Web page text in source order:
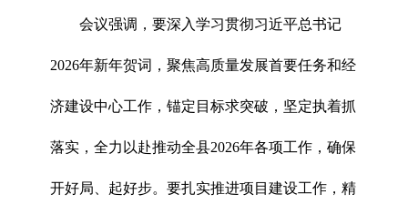
会议强调，要深入学习贯彻习近平总书记
2026年新年贺词，聚焦高质量发展首要任务和经
济建设中心工作，锚定目标求突破，坚定执着抓
落实，全力以赴推动全县2026年各项工作，确保
开好局、起好步。要扎实推进项目建设工作，精